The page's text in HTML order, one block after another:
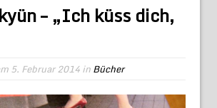
– „Ich küss dich,
5. Februar 2014inBücher